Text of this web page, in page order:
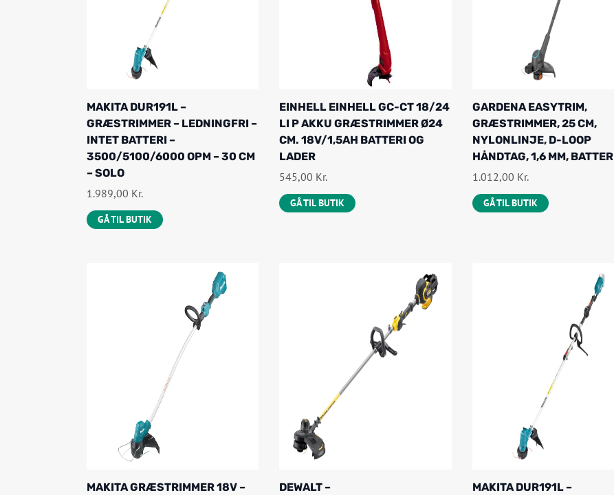
MAKITA DUR191L –
GRÆSTRIMMER – LEDNINGFRI –
INTET BATTERI –
3500/5100/6000 OPM – 30 CM
– SOLO
1.989,00 Kr.
GÅ TIL BUTIK
EINHELL EINHELL GC-CT 18/24
LI P AKKU GRÆSTRIMMER Ø24
CM. 18V/1,5AH BATTERI OG
LADER
545,00 Kr.
GÅ TIL BUTIK
GARDENA EASYTRIM,
GRÆSTRIMMER, 25 CM,
NYLONLINJE, D-LOOP
HÅNDTAG, 1,6 MM,
1.012,00 Kr.
GÅ TIL BUTIK
MAKITA GRÆSTRIMMER 18V –
DEWALT –
MAKITA DUR191L –